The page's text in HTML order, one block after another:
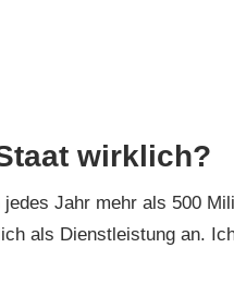
wirklich?
Jahr mehr als 500
als Dienstleistung an.